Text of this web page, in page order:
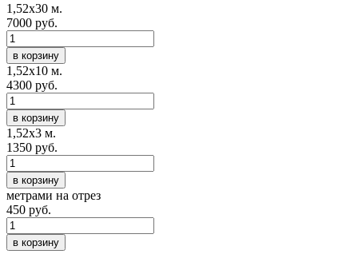
1,52х30 м.
7000 руб.
в корзину
1,52х10 м.
4300 руб.
в корзину
1,52х3 м.
1350 руб.
в корзину
метрами на отрез
450 руб.
в корзину